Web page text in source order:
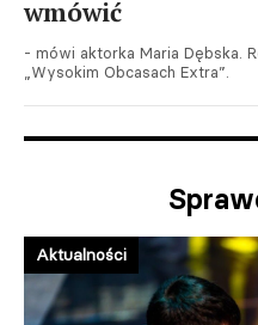
wmówić
- mówi aktorka Maria Dębska.
„Wysokim Obcasach Extra”.
Aktualności